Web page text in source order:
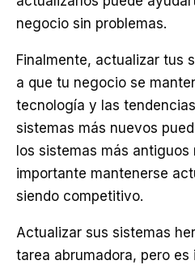
negocio sin problemas.
Finalmente, actualizar tus
a que tu negocio se
tecnología y las
sistemas más nuevos
los sistemas más
importante mantenerse
siendo competitivo.
Actualizar sus sistemas
tarea abrumadora, pero es